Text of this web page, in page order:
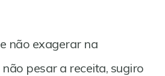
não exagerar na
pesar a receita, sugiro